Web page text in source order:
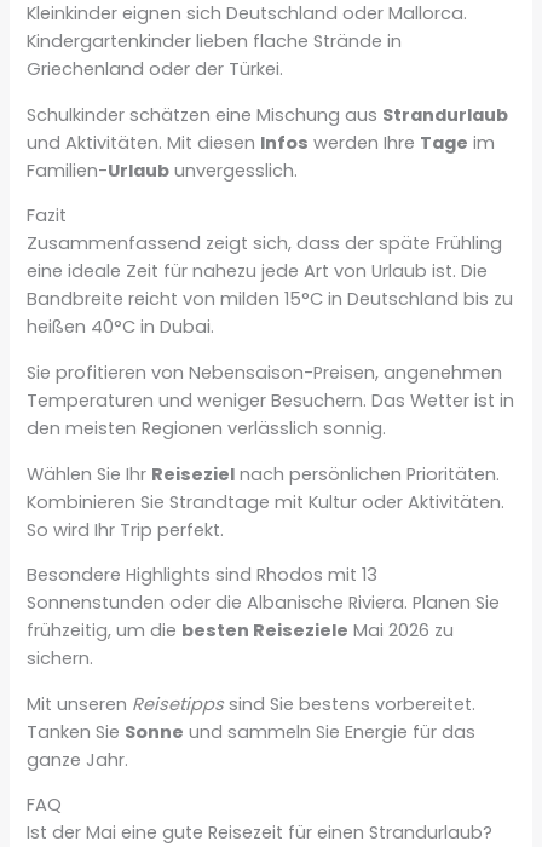
Kleinkinder eignen sich Deutschland oder Mallorca.
Kindergartenkinder lieben flache Strände in
Griechenland oder der Türkei.
Schulkinder schätzen eine Mischung aus Strandurlaub
und Aktivitäten. Mit diesen Infos werden Ihre Tage im
Familien-Urlaub unvergesslich.
Fazit
Zusammenfassend zeigt sich, dass der späte Frühling
eine ideale Zeit für nahezu jede Art von Urlaub ist. Die
Bandbreite reicht von milden 15°C in Deutschland bis zu
heißen 40°C in Dubai.
Sie profitieren von Nebensaison-Preisen, angenehmen
Temperaturen und weniger Besuchern. Das Wetter ist in
den meisten Regionen verlässlich sonnig.
Wählen Sie Ihr Reiseziel nach persönlichen Prioritäten.
Kombinieren Sie Strandtage mit Kultur oder Aktivitäten.
So wird Ihr Trip perfekt.
Besondere Highlights sind Rhodos mit 13
Sonnenstunden oder die Albanische Riviera. Planen Sie
frühzeitig, um die besten Reiseziele Mai 2026 zu
sichern.
Mit unseren Reisetipps sind Sie bestens vorbereitet.
Tanken Sie Sonne und sammeln Sie Energie für das
ganze Jahr.
FAQ
Ist der Mai eine gute Reisezeit für einen Strandurlaub?